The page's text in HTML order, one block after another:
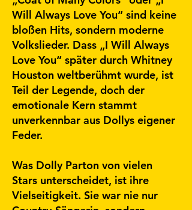
Will Always Love You“ sind keine
bloßen Hits, sondern moderne
Volkslieder. Dass „I Will Always
Love You“ später durch Whitney
Houston weltberühmt wurde, ist
Teil der Legende, doch der
emotionale Kern stammt
unverkennbar aus Dollys eigener
Feder.
Was Dolly Parton von vielen
Stars unterscheidet, ist ihre
Vielseitigkeit. Sie war nie nur